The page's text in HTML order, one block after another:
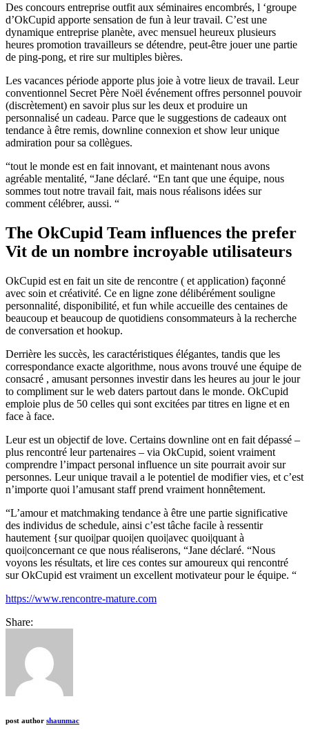
Des concours entreprise outfit aux séminaires encombrés, l ‘groupe
d’OkCupid apporte sensation de fun à leur travail. C’est une
dynamique entreprise planète, avec mensuel heureux plusieurs
heures promotion travailleurs se détendre, peut-être jouer une partie
de ping-pong, et rire sur multiples bières.
Les vacances période apporte plus joie à votre lieux de travail. Leur
conventionnel Secret Père Noël événement offres personnel pouvoir
(discrètement) en savoir plus sur les deux et produire un
personnalisé un cadeau. Parce que le suggestions de cadeaux ont
tendance à être remis, downline connexion et show leur unique
admiration pour sa collègues.
“tout le monde est en fait innovant, et maintenant nous avons
agréable mentalité, “Jane déclaré. “En tant que une équipe, nous
sommes tout notre travail fait, mais nous réalisons idées sur
comment célébrer, aussi. “
The OkCupid Team influences the prefer
Vit de un nombre incroyable utilisateurs
OkCupid est en fait un site de rencontre ( et application) façonné
avec soin et créativité. Ce en ligne zone délibérément souligne
personnalité, disponibilité, et fun while accueille des centaines de
beaucoup et beaucoup de quotidiens consommateurs à la recherche
de conversation et hookup.
Derrière les succès, les caractéristiques élégantes, tandis que les
correspondance exacte algorithme, nous avons trouvé une équipe de
consacré , amusant personnes investir dans les heures au jour le jour
to compliment sur le web daters partout dans le monde. OkCupid
emploie plus de 50 celles qui sont excitées par titres en ligne et en
face à face.
Leur est un objectif de love. Certains downline ont en fait dépassé –
plus rencontré leur partenaires – via OkCupid, soient vraiment
comprendre l’impact personal influence un site pourrait avoir sur
personnes. Leur unique travail a le potentiel de modifier vies, et c’est
n’importe quoi l’amusant staff prend vraiment honnêtement.
“L’amour et matchmaking tendance à être une partie significative
des individus de schedule, ainsi c’est tâche facile à ressentir
hautement {sur quoi|par quoi|en quoi|avec quoi|quant à
quoi|concernant ce que nous réaliserons, “Jane déclaré. “Nous
voyons les résultats, et lire ces contes sur amoureux qui rencontré
sur OkCupid est vraiment un excellent motivateur pour le équipe. “
https://www.rencontre-mature.com
Share:
post author shaunmac